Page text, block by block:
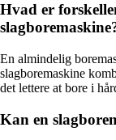
Hvad er
En almindelig
slagboremaskine
det lettere at bore i
Kan en